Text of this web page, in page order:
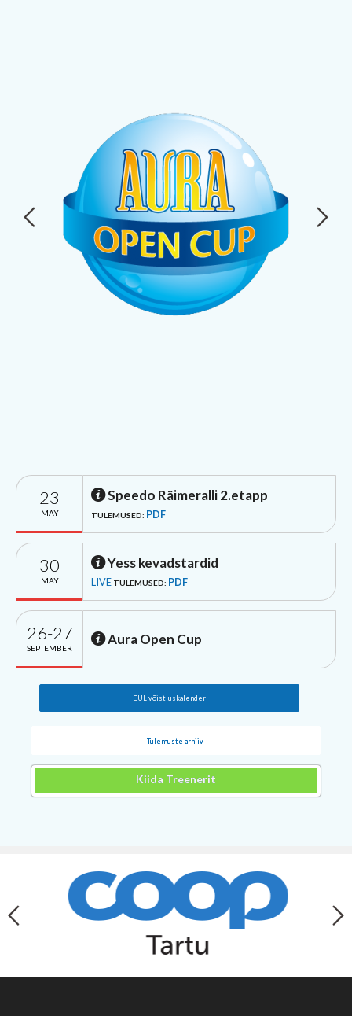
23
MAY
Speedo Räimeralli 2.etapp
TULEMUSED: PDF
30
MAY
Yess kevadstardid
LIVE TULEMUSED: PDF
26-27
SEPTEMBER
Aura Open Cup
EUL võistluskalender
Tulemuste arhiiv
Kiida Treenerit